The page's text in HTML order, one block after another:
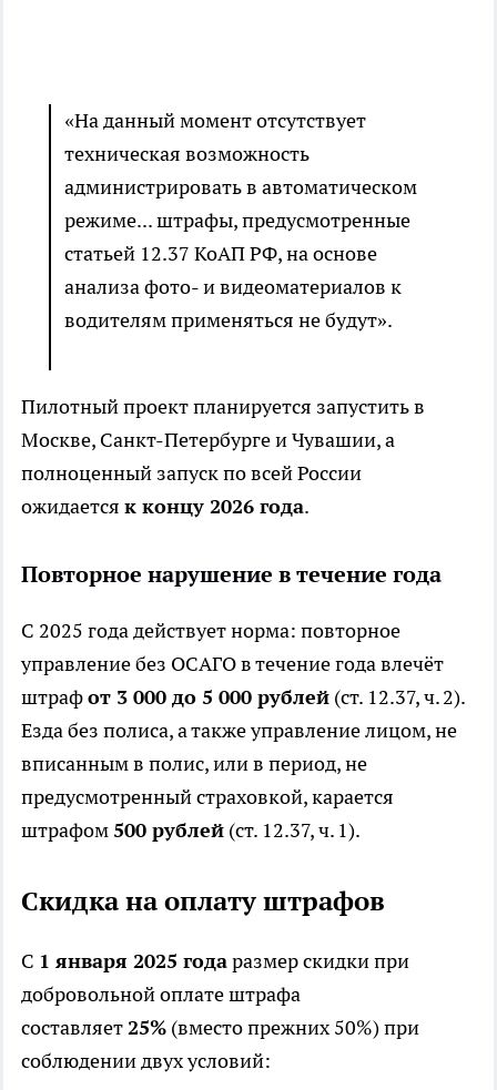
«На данный момент отсутствует
техническая возможность
администрировать в автоматическом
режиме... штрафы, предусмотренные
статьей 12.37 КоАП РФ, на основе
анализа фото- и видеоматериалов к
водителям применяться не будут».
Пилотный проект планируется запустить в
Москве, Санкт-Петербурге и Чувашии, а
полноценный запуск по всей России
ожидается к концу 2026 года.
Повторное нарушение в течение года
С 2025 года действует норма: повторное
управление без ОСАГО в течение года влечёт
штрафот 3 000 до 5 000 рублей (ст. 12.37, ч. 2).
Езда без полиса, а также управление лицом, не
вписанным в полис, или в период, не
предусмотренный страховкой, карается
штрафом 500 рублей (ст. 12.37, ч. 1).
Скидка на оплату штрафов
С 1 января 2025 годаразмер скидки при
добровольной оплате штрафа
составляет25% (вместо прежних 50%) при
соблюдении двух условий: